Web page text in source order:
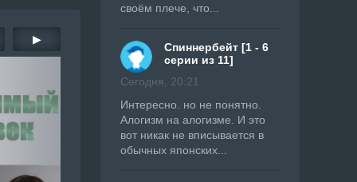
▶
своём плече, что...
Спиннербейт [1 - 6
серии из 11]
Сегодня, 20:21
Интересно. но не понятно.
Алогизм на алогизме. И это
вот никак не вписывается в
обычных японских...